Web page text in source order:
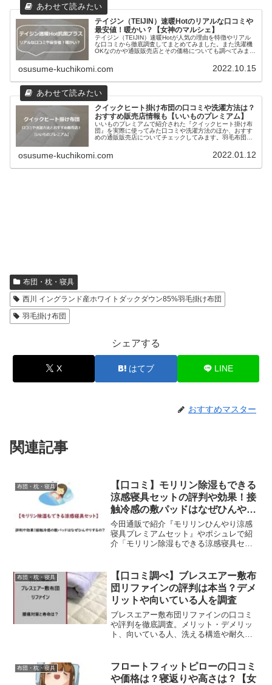
テイジン（TEIJIN）速暖Hotのリアルな口コミや
最安値！暖かい？【女神のマルシェ】
テイジン（TEIJIN）速暖Hotが人気の理由を特徴やリアル
な口コミから徹底調査してまとめてみました。また洗濯機
OKなのかや通販販売店とその価格についても調べてみまし
osusume-kuchikomi.com 2022.10.15
クイックヒート掛け布団の口コミや洗濯方法は？
おすすめ販売店情報も【いいものプレミアム】
いいものプレミアムで紹介された『クイックヒート掛け布
団』を実際に使ってみた口コミや洗濯方法のほか、おすす
めの通販販売店についてチェックしてみます。羽毛布団よ
osusume-kuchikomi.com 2022.01.12
布団・枕・寝具
西川 イングランド産ホワイトダックダウン85%羽毛掛け布団
羽毛掛け布団
シェアする
X はてブ LINE
おすすめマスター
関連記事
布団・枕・寝具
【口コミ】モリリン除湿もできる
涼感寝具セットの評判や効果！接
触冷感の敷パッドはなぜひんや
り？
今田通販で紹介『モリリンひんやり涼感
寝具プレミアムセット』やポシュレで紹
介「モリリン除湿もできる涼感寝具セッ
い季節は接触冷感素材の敷パッドやキル
ケットなどが人気です。でも冷房なしで
もいいの？というように疑問も。このペ
ージでは、その特徴や効果と、リアルな
口コミや通販販売店などを徹底調査して
みたのでまとめていきます。
布団・枕・寝具
【口コミ調べ】ブレスエアー敷布
団リファインの評判は本当？デメ
リットや向いている人を調査
ブレスエアー敷布団リファインの口コミ
や評判を徹底調査。メリット・デメリッ
ト、向いている人、洗える構造や耐久性
の違いや注意点も紹介。後悔しないため
のチェックポイントをまとめました。
布団・枕・寝具
フロートフィットピローの口コミ
や価格は？寝返りや高さは？【女